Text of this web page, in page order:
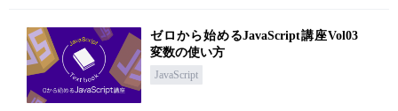
ゼロから始めるJavaScript講座Vol03
変数の使い方
JavaScript